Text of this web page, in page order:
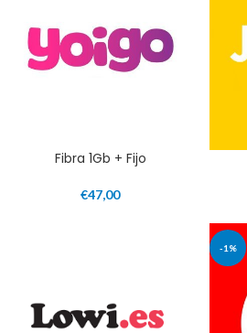
Fibra 1Gb + Fijo
€47,00
-1%